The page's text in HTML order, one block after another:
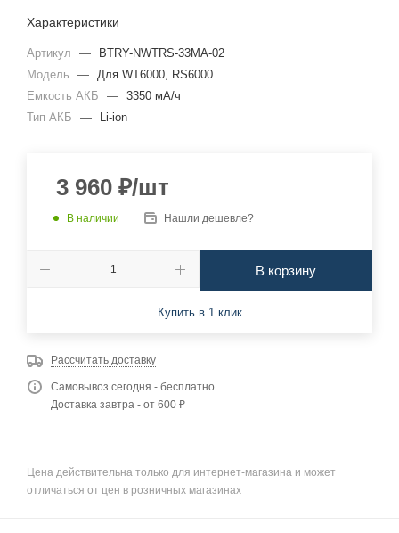
Характеристики
Артикул —
BTRY-NWTRS-33MA-02
Модель
— Для WT6000, RS6000
Емкость АКБ
— 3350 мА/ч
Тип АКБ
— Li-ion
3 960 ₽/шт
В наличии Нашли дешевле?
В корзину
Купить в 1 клик
Рассчитать доставку
Самовывоз сегодня - бесплатно
Доставка завтра - от 600 ₽
Цена действительна только для интернет-магазина и может
отличаться от цен в розничных магазинах